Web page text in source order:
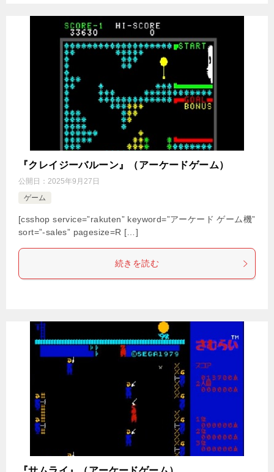
『クレイジーバルーン』（アーケードゲーム）
公開日： 2025年9月27日
ゲーム
[csshop service=”rakuten” keyword=”アーケード ゲーム機”
sort=”-sales” pagesize=R […]
続きを読む